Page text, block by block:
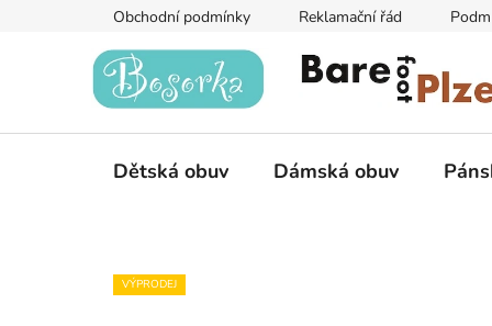
Obchodní podmínky Reklamační řád
Dětská obuv Dámská obuv
VÝPRODEJ